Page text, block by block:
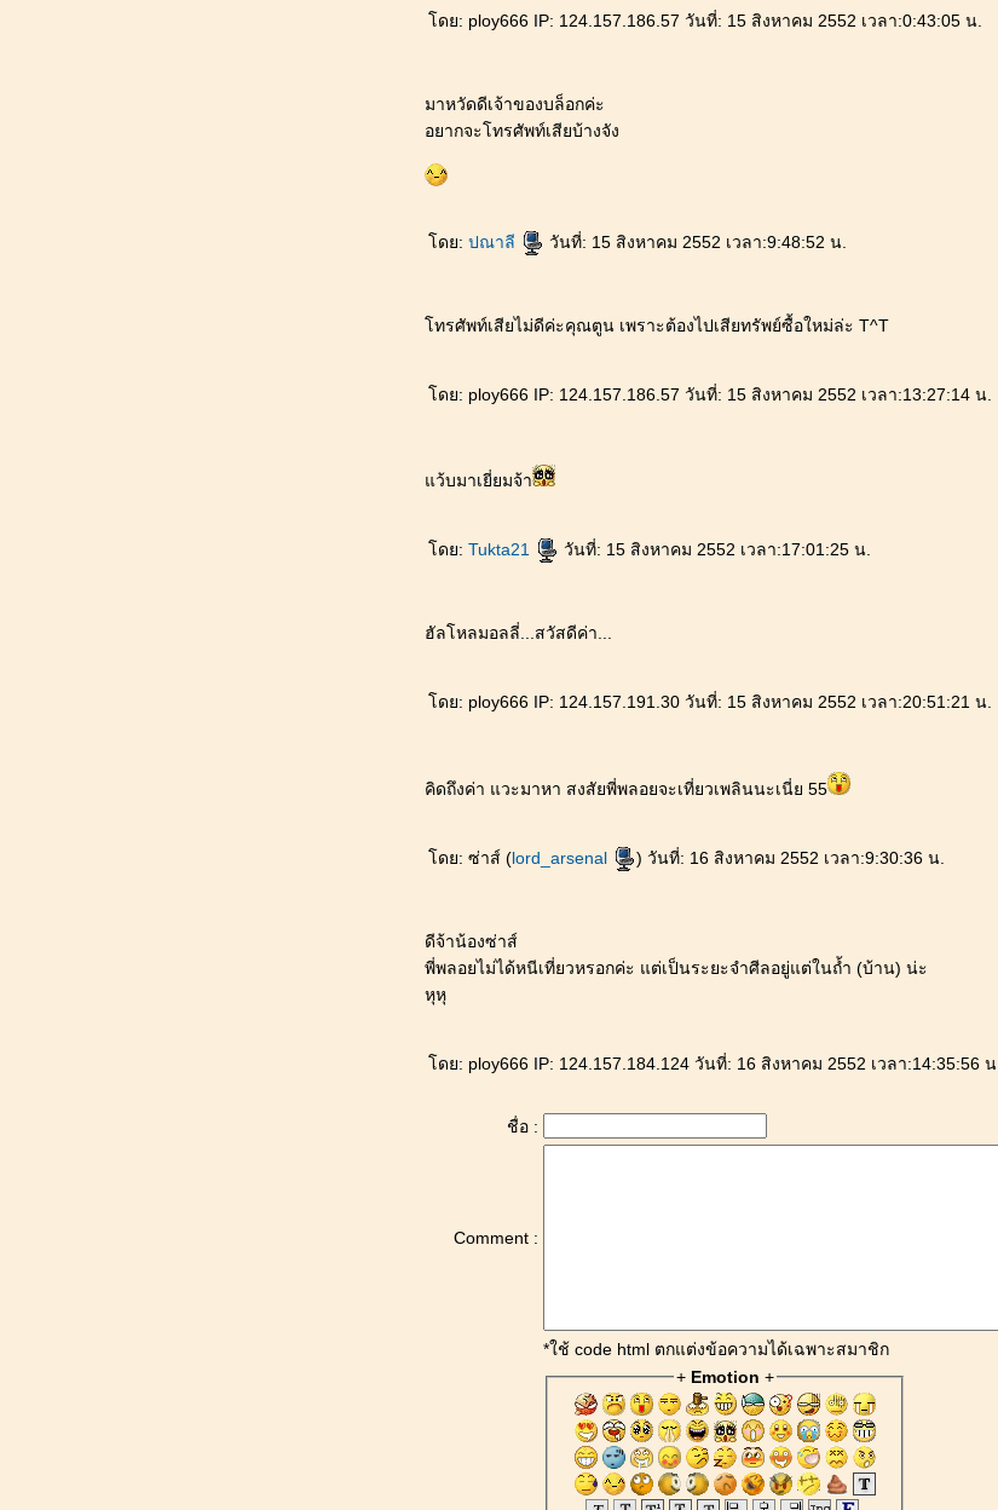
ดย: ploy666 IP: 124.157.186.57 วันที่: 15 สิงหาคม 2552 เวลา:0:43:05 น.
มาหวัดดีเจ้าของบล็อกค่ะ
อยากจะโทรศัพท์เสียบ้างจัง
ดย: ปณาลี วันที่: 15 สิงหาคม 2552 เวลา:9:48:52 น.
ทรศัพท์เสียไม่ดีค่ะคุณตูน เพราะต้องไปเสียทรัพย์ซื้อใหม่ล่ะ T^T
ดย: ploy666 IP: 124.157.186.57 วันที่: 15 สิงหาคม 2552 เวลา:13:27:14 น.
ว้บมาเยี่ยมจ้า
ดย: Tukta21 วันที่: 15 สิงหาคม 2552 เวลา:17:01:25 น.
ฮัลโหลมอลลี่...สวัสดีค่า...
ดย: ploy666 IP: 124.157.191.30 วันที่: 15 สิงหาคม 2552 เวลา:20:51:21 น.
คิดถึงค่า แวะมาหา สงสัยพี่พลอยจะเที่ยวเพลินนะเนี่ย 55
ดย: ซ่าส์ (lord_arsenal ) วันที่: 16 สิงหาคม 2552 เวลา:9:30:36 น.
ดีจ้าน้องซ่าส์
พี่พลอยไม่ได้หนีเที่ยวหรอกค่ะ แต่เป็นระยะจำศีลอยู่แต่ในถ้ำ (บ้าน) น่ะ
หุหุ
ดย: ploy666 IP: 124.157.184.124 วันที่: 16 สิงหาคม 2552 เวลา:14:35:56 น.
ชื่อ :
Comment :
*ใช้ code html ตกแต่งข้อความได้เฉพาะสมาชิก
+ Emotion +